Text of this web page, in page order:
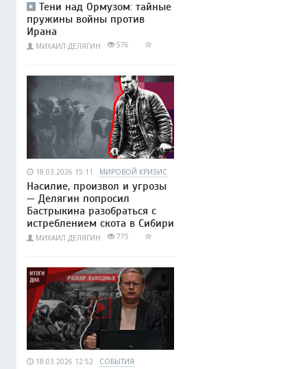
Тени над Ормузом: тайные
пружины войны против
Ирана
МИХАИЛ ДЕЛЯГИН 576
18.03.2026 15:11 МИРОВОЙ КРИЗИС
Насилие, произвол и угрозы
— Делягин попросил
Бастрыкина разобраться с
истреблением скота в Сибири
МИХАИЛ ДЕЛЯГИН 775
18.03.2026 12:52 СОБЫТИЯ